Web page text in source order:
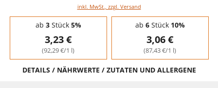
inkl. MwSt., zzgl. Versand
Staffelpreise - Mengenrabatt
ab 3Stück 5%
3,23 €
(92,29 €/1 l)
ab 6Stück 10%
3,06 €
(87,43 €/1 l)
DETAILS / NÄHRWERTE / ZUTATEN UND ALLERGENE